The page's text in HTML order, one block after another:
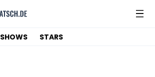
SHOWS STARS